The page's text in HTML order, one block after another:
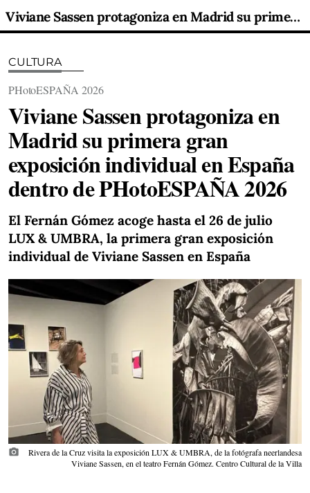
Viviane Sassen protagoniza en Madrid su primera gran exposición individual en España dentro de PHotoESPAÑA 2026
CULTURA
PHotoESPAÑA 2026
Viviane Sassen protagoniza en
Madrid su primera gran
exposición individual en España
dentro de PHotoESPAÑA 2026
El Fernán Gómez acoge hasta el 26 de julio
LUX & UMBRA, la primera gran exposición
individual de Viviane Sassen en España
photo_camera
Rivera de la Cruz visita la exposición LUX & UMBRA, de la fotógrafa neerlandesa
Viviane Sassen, en el teatro Fernán Gómez. Centro Cultural de la Villa